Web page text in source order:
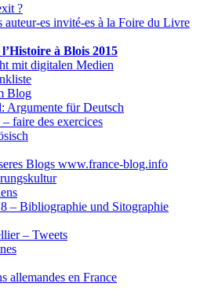
?
es invité-es à la Foire du Livre
à Blois 2015
mit digitalen Medien
Blog
Argumente für Deutsch
faire des exercices
Blogs www.france-blog.info
– Bibliographie und Sitographie
– Tweets
allemandes en France